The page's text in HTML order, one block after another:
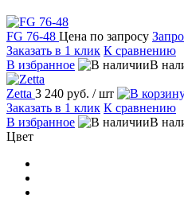
FG 76-48 Цена по запросу
Заказать в 1 клик К сравнению
В избранное
В
Zetta 3 240 руб. / шт
Заказать в 1 клик К сравнению
В избранное
В
Цвет